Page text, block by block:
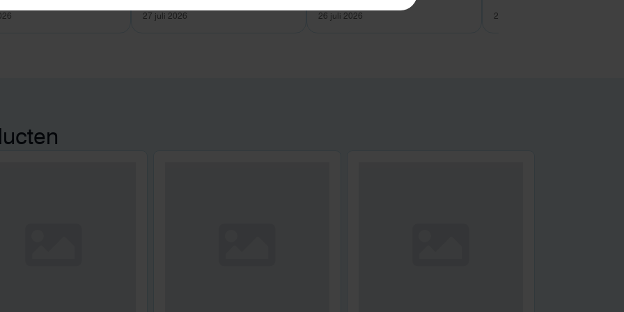
27 juli 2026 26 juli 2026 26 juli 2026